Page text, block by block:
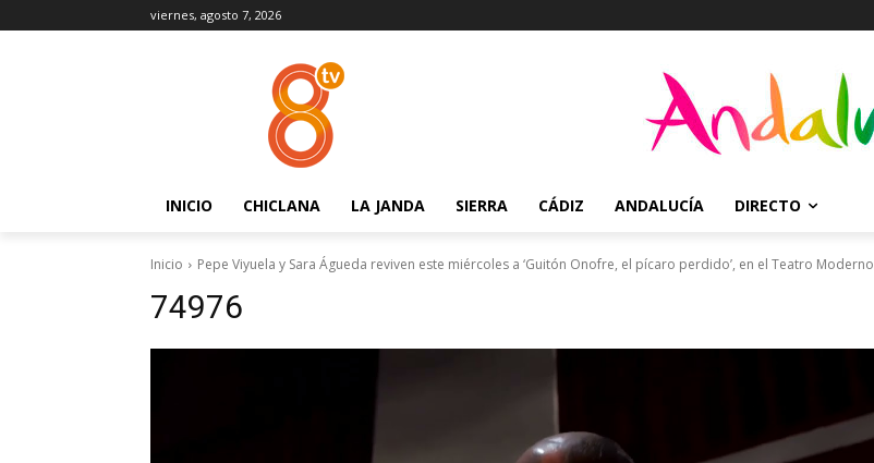
viernes, agosto 7, 2026
INICIO CHICLANA LA JANDA SIERRA CÁDIZ ANDALUCÍA DIRECTO
Inicio Pepe Viyuela y Sara Águeda reviven este miércoles a ‘Guitón Onofre, el pícaro perdido’, en el Teatro Moderno
74976